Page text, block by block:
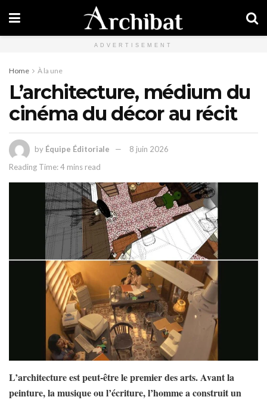
ADVERTISEMENT
Home À la une
L’architecture, médium du
cinéma du décor au récit
by Équipe Éditoriale
8 juin 2026
Reading Time: 4 mins read
L’architecture est peut-être le premier des arts. Avant la
peinture, la musique ou l’écriture, l’homme a construit un